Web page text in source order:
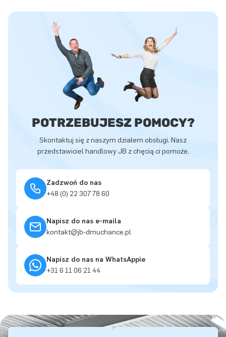
POTRZEBUJESZ POMOCY?
Skontaktuj się z naszym działem obsługi. Nasz
przedstawiciel handlowy JB z chęcią ci pomoże.
Zadzwoń do nas
+48 (0) 22 307 78 60
Napisz do nas e-maila
kontakt@jb-dmuchance.pl
Napisz do nas na WhatsAppie
+31 6 11 06 21 44